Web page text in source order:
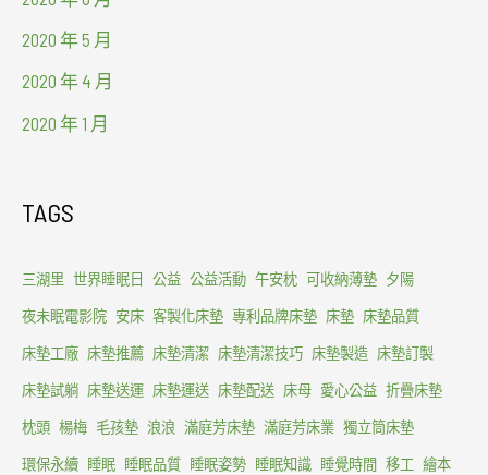
2020 年 5 月
2020 年 4 月
2020 年 1 月
TAGS
三湖里 世界睡眠日 公益 公益活動 午安枕 可收納薄墊 夕陽
夜未眠電影院 安床 客製化床墊 專利品牌床墊 床墊 床墊品質
床墊工廠 床墊推薦 床墊清潔 床墊清潔技巧 床墊製造 床墊訂製
床墊試躺 床墊送運 床墊運送 床墊配送 床母 愛心公益 折疊床墊
枕頭 楊梅 毛孩墊 浪浪 滿庭芳床墊 滿庭芳床業 獨立筒床墊
環保永續 睡眠 睡眠品質 睡眠姿勢 睡眠知識 睡覺時間 移工 繪本